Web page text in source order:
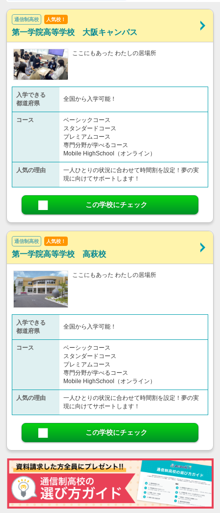
通信制高校 人気校！
第一学院高等学校 大阪キャンパス
ここにもあった わたしの居場所
入学できる
都道府県
全国から入学可能！
コース
ベーシックコース
スタンダードコース
プレミアムコース
専門分野が学べるコース
Mobile HighSchool（オンライン）
人気の理由
一人ひとりの状況に合わせて時間割を設定！夢の実
現に向けてサポートします！
この学校にチェック
通信制高校 人気校！
第一学院高等学校 高萩校
ここにもあった わたしの居場所
入学できる
都道府県
全国から入学可能！
コース
ベーシックコース
スタンダードコース
プレミアムコース
専門分野が学べるコース
Mobile HighSchool（オンライン）
人気の理由
一人ひとりの状況に合わせて時間割を設定！夢の実
現に向けてサポートします！
この学校にチェック